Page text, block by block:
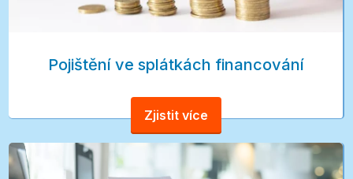
Pojištění ve splátkách financování
Zjistit více